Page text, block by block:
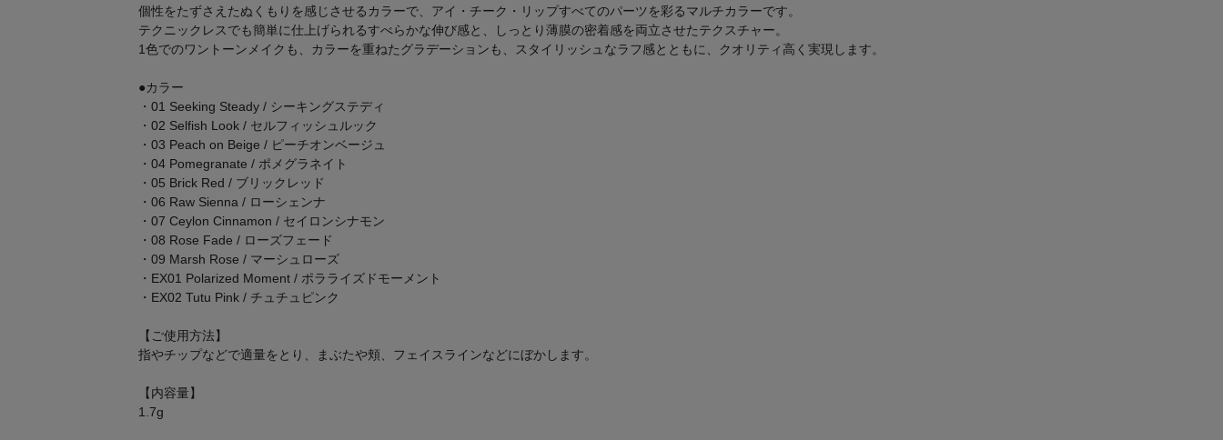
個性をたずさえたぬくもりを感じさせるカラーで、アイ・チーク・リップすべてのパーツを彩るマルチカラーです。
テクニックレスでも簡単に仕上げられるすべらかな伸び感と、しっとり薄膜の密着感を両立させたテクスチャー。
1色でのワントーンメイクも、カラーを重ねたグラデーションも、スタイリッシュなラフ感とともに、クオリティ高く実現します。
●カラー
・01 Seeking Steady / シーキングステディ
・02 Selfish Look / セルフィッシュルック
・03 Peach on Beige / ピーチオンベージュ
・04 Pomegranate / ポメグラネイト
・05 Brick Red / ブリックレッド
・06 Raw Sienna / ローシェンナ
・07 Ceylon Cinnamon / セイロンシナモン
・08 Rose Fade / ローズフェード
・09 Marsh Rose / マーシュローズ
・EX01 Polarized Moment / ポラライズドモーメント
・EX02 Tutu Pink / チュチュピンク
【ご使用方法】
指やチップなどで適量をとり、まぶたや頬、フェイスラインなどにぼかします。
【内容量】
1.7g